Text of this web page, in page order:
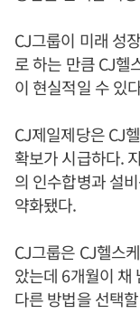
CJ그룹이 미래 성
로 하는 만큼 CJ헬
이 현실적일 수 있
CJ제일제당은 CJ
확보가 시급하다.
의 인수합병과 설
약화됐다.
CJ그룹은 CJ헬스
았는데 6개월이 채
다른 방법을 선택